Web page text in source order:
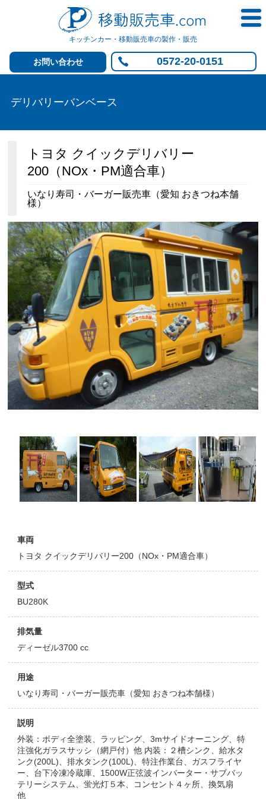
キッチンカー・移動販売車の製作・販売
お問い合わせ 0572-20-0151
デリバリーバンベース
トヨタ クイックデリバリー
200（NOx・PM適合車）
いなり寿司・バーガー販売車（愛知 おきつね本舗
様）
車両
トヨタ クイックデリバリー200（NOx・PM適合車）
型式
BU280K
排気量
ディーゼル3700 cc
用途
いなり寿司・バーガー販売車（愛知 おきつね本舗様）
説明
外装：ボディ全塗装、ラッピング、3mサイドオーニング、特
注強化ガラスサッシ（網戸付）他 内装：２槽シンク、給水タ
ンク(200L)、排水タンク(100L)、特注作業台、ガスフライヤ
ー、台下冷凍冷蔵庫、1500W正弦波インバーター・サブバッ
テリーシステム、蛍光灯５本、コンセント４ヶ所、換気扇
他